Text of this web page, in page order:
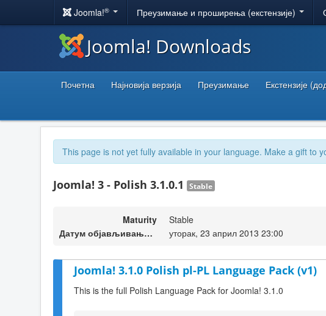
Joomla!® Преузимање и проширења (екстензије)
Joomla! Downloads
Почетна Најновија верзија Преузимање Екстензије
This page is not yet fully available in your language. Make a gift to
Joomla! 3 - Polish 3.1.0.1 Stable
Maturity
Stable
Датум објављивања верзије
уторак, 23 април 2013 23:00
Joomla! 3.1.0 Polish pl-PL Language Pack (v1)
This is the full Polish Language Pack for Joomla! 3.1.0